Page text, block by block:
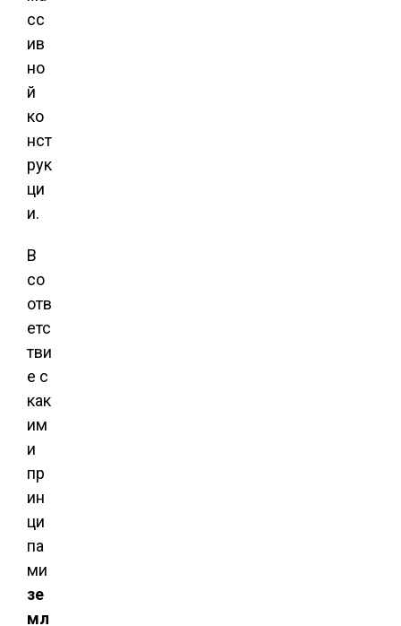
сс
ив
но
й
ко
нст
рук
ци
и.
В
со
отв
етс
тви
е с
как
им
и
пр
ин
ци
па
ми
зе
мл